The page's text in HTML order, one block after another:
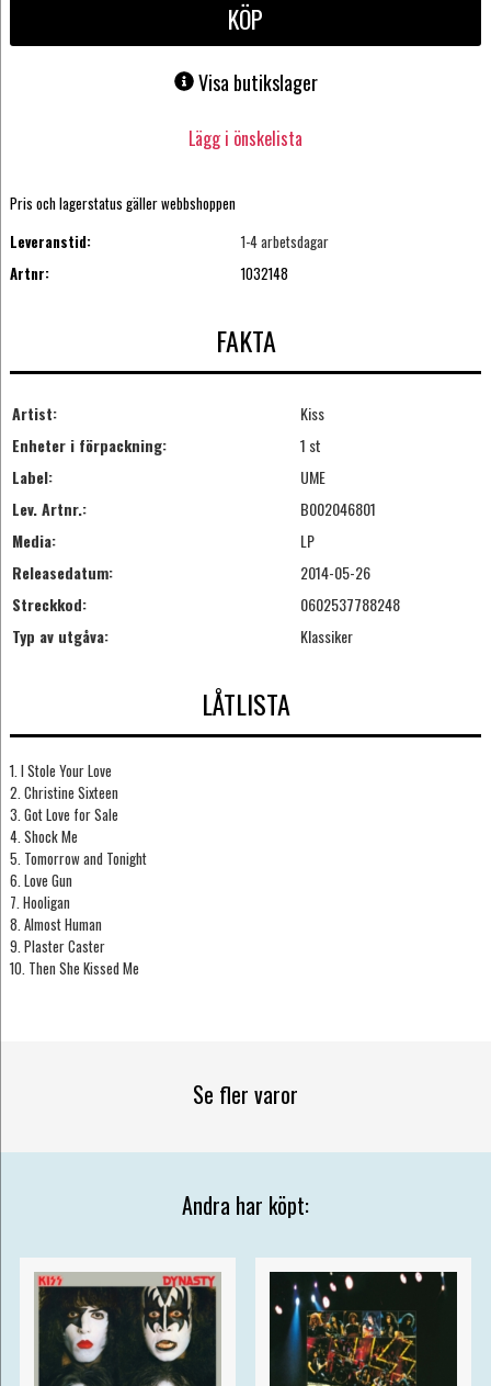
KÖP
Visa butikslager
Lägg i önskelista
Pris och lagerstatus gäller webbshoppen
Leveranstid:
1-4 arbetsdagar
Artnr:
1032148
FAKTA
Artist:
Kiss
Enheter i förpackning:
1 st
Label:
UME
Lev. Artnr.:
B002046801
Media:
LP
Releasedatum:
2014-05-26
Streckkod:
0602537788248
Typ av utgåva:
Klassiker
LÅTLISTA
1. I Stole Your Love
2. Christine Sixteen
3. Got Love for Sale
4. Shock Me
5. Tomorrow and Tonight
6. Love Gun
7. Hooligan
8. Almost Human
9. Plaster Caster
10. Then She Kissed Me
Se fler varor
Andra har köpt: